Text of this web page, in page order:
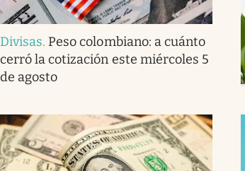
Divisas. Peso colombiano: a cuánto
cerró la cotización este miércoles 5
de agosto